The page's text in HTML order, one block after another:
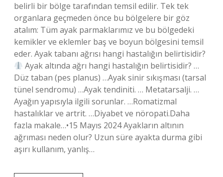
belirli bir bölge tarafından temsil edilir. Tek tek
organlara geçmeden önce bu bölgelere bir göz
atalım: Tüm ayak parmaklarımız ve bu bölgedeki
kemikler ve eklemler baş ve boyun bölgesini temsil
eder. Ayak tabanı ağrısı hangi hastalığın belirtisidir?
Ayak altında ağrı hangi hastalığın belirtisidir? …
Düz taban (pes planus) …Ayak sinir sıkışması (tarsal
tünel sendromu) …Ayak tendiniti. … Metatarsalji. …
Ayağın yapısıyla ilgili sorunlar. …Romatizmal
hastalıklar ve artrit. …Diyabet ve nöropati.Daha
fazla makale…•15 Mayıs 2024 Ayakların altının
ağrıması neden olur? Uzun süre ayakta durma gibi
aşırı kullanım, yanlış…